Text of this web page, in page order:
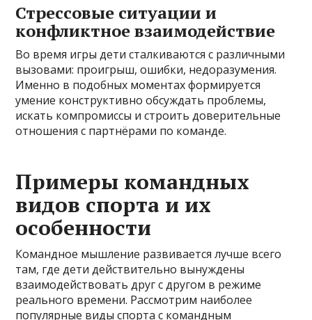
Стрессовые ситуации и
конфликтное взаимодействие
Во время игры дети сталкиваются с различными
вызовами: проигрыш, ошибки, недоразумения.
Именно в подобных моментах формируется
умение конструктивно обсуждать проблемы,
искать компромиссы и строить доверительные
отношения с партнёрами по команде.
Примеры командных
видов спорта и их
особенности
Командное мышление развивается лучше всего
там, где дети действительно вынуждены
взаимодействовать друг с другом в режиме
реального времени. Рассмотрим наиболее
популярные виды спорта с командным